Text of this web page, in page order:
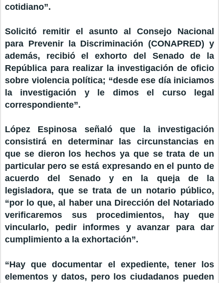
cotidiano”.
Solicitó remitir el asunto al Consejo Nacional
para Prevenir la Discriminación (CONAPRED) y
además, recibió el exhorto del Senado de la
República para realizar la investigación de oficio
sobre violencia política; “desde ese día iniciamos
la investigación y le dimos el curso legal
correspondiente”.
López Espinosa señaló que la investigación
consistirá en determinar las circunstancias en
que se dieron los hechos ya que se trata de un
particular pero se está expresando en el punto de
acuerdo del Senado y en la queja de la
legisladora, que se trata de un notario público,
“por lo que, al haber una Dirección del Notariado
verificaremos sus procedimientos, hay que
vincularlo, pedir informes y avanzar para dar
cumplimiento a la exhortación”.
“Hay que documentar el expediente, tener los
elementos y datos, pero los ciudadanos pueden